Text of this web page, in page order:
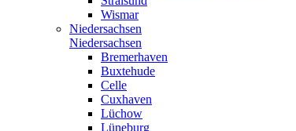
Wismar
Niedersachsen
Niedersachsen
Bremerhaven
Buxtehude
Celle
Cuxhaven
Lüchow
Lüneburg